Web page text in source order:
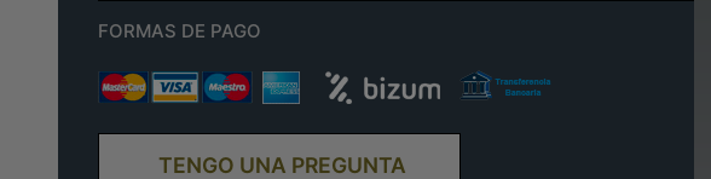
FORMAS DE PAGO
TENGO UNA PREGUNTA